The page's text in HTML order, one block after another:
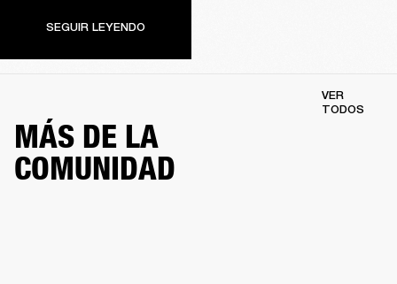
SEGUIR LEYENDO
MÁS DE LA
COMUNIDAD
VER
TODOS